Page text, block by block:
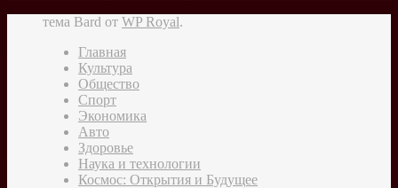
тема Bard от WP Royal.
Главная
Культура
Общество
Спорт
Экономика
Авто
Здоровье
Наука и технологии
Космос: Открытия и Будущее